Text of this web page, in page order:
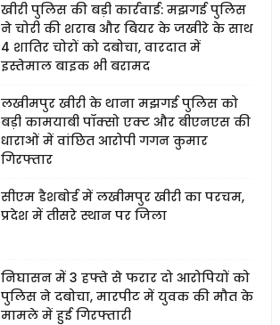
खीरी पुलिस की बड़ी कार्रवाई: मझगई पुलिस
ने चोरी की शराब और बियर के जखीरे के साथ
4 शातिर चोरों को दबोचा, वारदात में
इस्तेमाल बाइक भी बरामद
लखीमपुर खीरी के थाना मझगई पुलिस को
बड़ी कामयाबी पॉक्सो एक्ट और बीएनएस की
धाराओं में वांछित आरोपी गगन कुमार
गिरफ्तार
सीएम डैशबोर्ड में लखीमपुर खीरी का परचम,
प्रदेश में तीसरे स्थान पर जिला
निघासन में 3 हफ्ते से फरार दो आरोपियों को
पुलिस ने दबोचा, मारपीट में युवक की मौत के
मामले में हुई गिरफ्तारी